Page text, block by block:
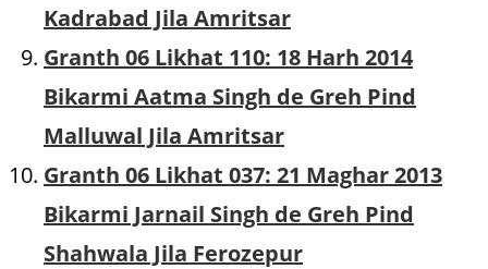
Kadrabad Jila Amritsar
Granth 06 Likhat 110: 18 Harh 2014
Bikarmi Aatma Singh de Greh Pind
Malluwal Jila Amritsar
Granth 06 Likhat 037: 21 Maghar 2013
Bikarmi Jarnail Singh de Greh Pind
Shahwala Jila Ferozepur